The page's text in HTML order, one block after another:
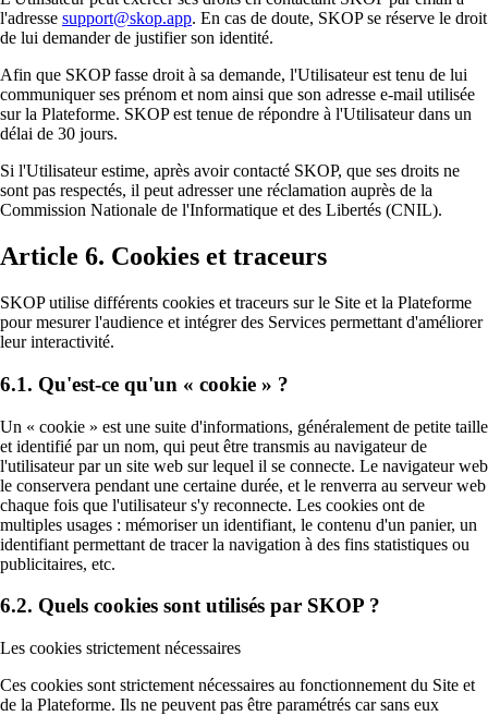
l'adresse support@skop.app. En cas de doute, SKOP se réserve le droit
de lui demander de justifier son identité.
Afin que SKOP fasse droit à sa demande, l'Utilisateur est tenu de lui
communiquer ses prénom et nom ainsi que son adresse e-mail utilisée
sur la Plateforme. SKOP est tenue de répondre à l'Utilisateur dans un
délai de 30 jours.
Si l'Utilisateur estime, après avoir contacté SKOP, que ses droits ne
sont pas respectés, il peut adresser une réclamation auprès de la
Commission Nationale de l'Informatique et des Libertés (CNIL).
Article 6. Cookies et traceurs
SKOP utilise différents cookies et traceurs sur le Site et la Plateforme
pour mesurer l'audience et intégrer des Services permettant d'améliorer
leur interactivité.
6.1. Qu'est-ce qu'un « cookie » ?
Un « cookie » est une suite d'informations, généralement de petite taille
et identifié par un nom, qui peut être transmis au navigateur de
l'utilisateur par un site web sur lequel il se connecte. Le navigateur web
le conservera pendant une certaine durée, et le renverra au serveur web
chaque fois que l'utilisateur s'y reconnecte. Les cookies ont de
multiples usages : mémoriser un identifiant, le contenu d'un panier, un
identifiant permettant de tracer la navigation à des fins statistiques ou
publicitaires, etc.
6.2. Quels cookies sont utilisés par SKOP ?
Les cookies strictement nécessaires
Ces cookies sont strictement nécessaires au fonctionnement du Site et
de la Plateforme. Ils ne peuvent pas être paramétrés car sans eux